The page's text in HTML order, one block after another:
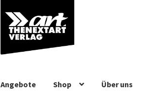
Zur
Navigation
springen
Zum
Inhalt
springen
Angebote Shop Über uns